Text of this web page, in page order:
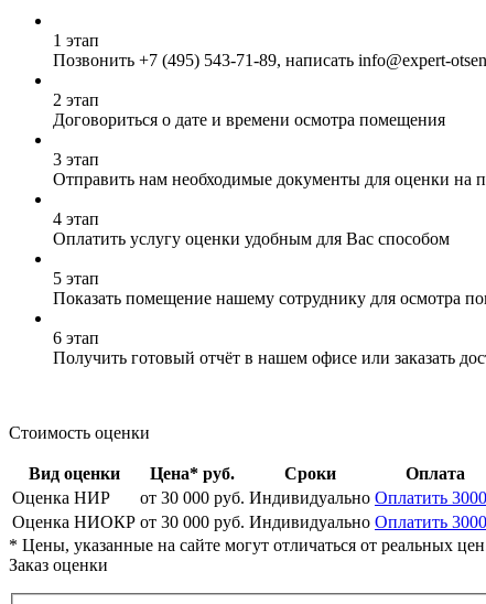
1 этап
Позвонить +7 (495) 543-71-89, написать info@expert-
2 этап
Договориться о дате и времени осмотра помещения
3 этап
Отправить нам необходимые документы для оценки на
4 этап
Оплатить услугу оценки удобным для Вас способом
5 этап
Показать помещение нашему сотруднику для осмотра
6 этап
Получить готовый отчёт в нашем офисе или заказать
Стоимость оценки
Вид оценки Цена* руб. Сроки
Оплата
Оценка НИР
от 30 000 руб. Индивидуально Оплатить
Оценка НИОКР от 30 000 руб. Индивидуально Оплатить
* Цены, указанные на сайте могут отличаться от реальных
Заказ оценки